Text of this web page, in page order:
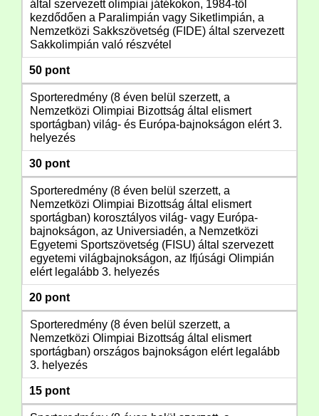
által szervezett olimpiai játékokon, 1984-től
kezdődően a Paralimpián vagy Siketlimpián, a
Nemzetközi Sakkszövetség (FIDE) által szervezett
Sakkolimpián való részvétel
50 pont
Sporteredmény (8 éven belül szerzett, a
Nemzetközi Olimpiai Bizottság által elismert
sportágban) világ- és Európa-bajnokságon elért 3.
helyezés
30 pont
Sporteredmény (8 éven belül szerzett, a
Nemzetközi Olimpiai Bizottság által elismert
sportágban) korosztályos világ- vagy Európa-
bajnokságon, az Universiadén, a Nemzetközi
Egyetemi Sportszövetség (FISU) által szervezett
egyetemi világbajnokságon, az Ifjúsági Olimpián
elért legalább 3. helyezés
20 pont
Sporteredmény (8 éven belül szerzett, a
Nemzetközi Olimpiai Bizottság által elismert
sportágban) országos bajnokságon elért legalább
3. helyezés
15 pont